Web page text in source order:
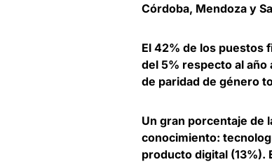
Córdoba, Mendoza y
El 42% de los puestos
del 5% respecto al
de paridad de género
Un gran porcentaje de
conocimiento:
producto digital (13%).